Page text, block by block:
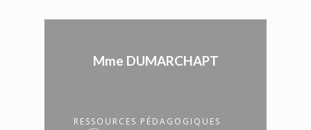
Mme DUMARCHAPT
RESSOURCES PÉDAGOGIQUES